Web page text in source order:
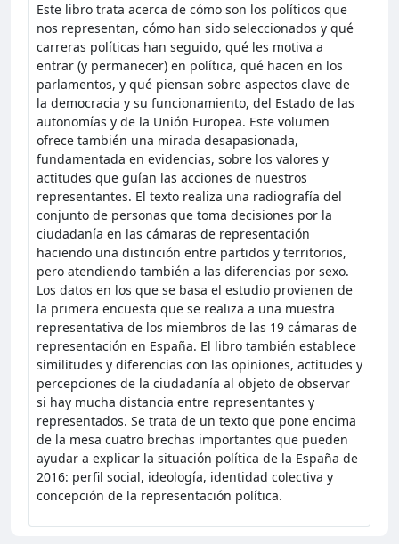
Este libro trata acerca de cómo son los políticos que
nos representan, cómo han sido seleccionados y qué
carreras políticas han seguido, qué les motiva a
entrar (y permanecer) en política, qué hacen en los
parlamentos, y qué piensan sobre aspectos clave de
la democracia y su funcionamiento, del Estado de las
autonomías y de la Unión Europea. Este volumen
ofrece también una mirada desapasionada,
fundamentada en evidencias, sobre los valores y
actitudes que guían las acciones de nuestros
representantes. El texto realiza una radiografía del
conjunto de personas que toma decisiones por la
ciudadanía en las cámaras de representación
haciendo una distinción entre partidos y territorios,
pero atendiendo también a las diferencias por sexo.
Los datos en los que se basa el estudio provienen de
la primera encuesta que se realiza a una muestra
representativa de los miembros de las 19 cámaras de
representación en España. El libro también establece
similitudes y diferencias con las opiniones, actitudes y
percepciones de la ciudadanía al objeto de observar
si hay mucha distancia entre representantes y
representados. Se trata de un texto que pone encima
de la mesa cuatro brechas importantes que pueden
ayudar a explicar la situación política de la España de
2016: perfil social, ideología, identidad colectiva y
concepción de la representación política.